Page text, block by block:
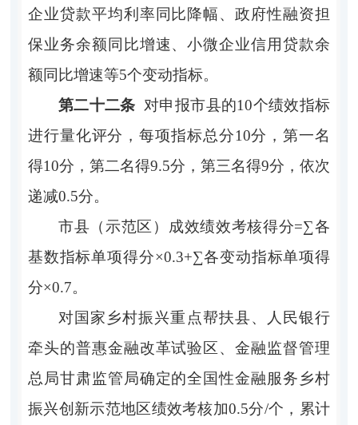
企业贷款平均利率同比降幅、政府性融资担
保业务余额同比增速、小微企业信用贷款余
额同比增速等5个变动指标。
第二十二条 对申报市县的10个绩效指标
进行量化评分，每项指标总分10分，第一名
得10分，第二名得9.5分，第三名得9分，依次
递减0.5分。
市县（示范区）成效绩效考核得分=∑各
基数指标单项得分×0.3+∑各变动指标单项得
分×0.7。
对国家乡村振兴重点帮扶县、人民银行
牵头的普惠金融改革试验区、金融监督管理
总局甘肃监管局确定的全国性金融服务乡村
振兴创新示范地区绩效考核加0.5分/个，累计